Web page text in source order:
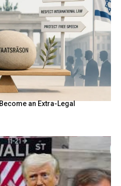
an Extra-Legal